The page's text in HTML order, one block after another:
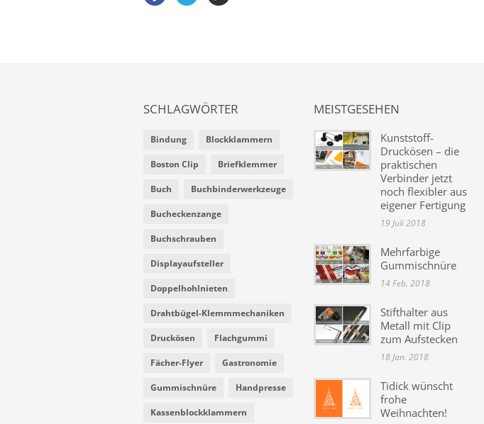
SCHLAGWÖRTER
Bindung Blockklammern
Boston Clip Briefklemmer
Buch Buchbinderwerkzeuge
Bucheckenzange
Buchschrauben
Displayaufsteller
Doppelhohlnieten
Drahtbügel-Klemmmechaniken
Druckösen Flachgummi
Fächer-Flyer Gastronomie
Gummischnüre Handpresse
Kassenblockklammern
MEISTGESEHEN
Kunststoff-
Druckösen – die
praktischen
Verbinder jetzt
noch flexibler aus
eigener Fertigung
19 Juli 2018
Mehrfarbige
Gummischnüre
14 Feb. 2018
Stifthalter aus
Metall mit Clip
zum Aufstecken
18 Jan. 2018
Tidick wünscht
frohe
Weihnachten!